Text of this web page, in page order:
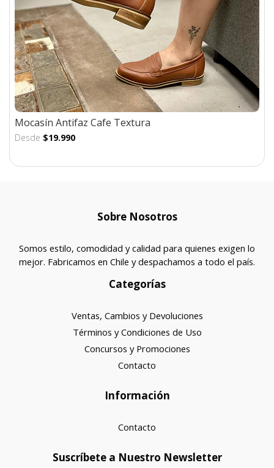
Mocasín Antifaz Cafe Textura
Desde $19.990
Sobre Nosotros
Somos estilo, comodidad y calidad para quienes exigen lo
mejor. Fabricamos en Chile y despachamos a todo el país.
Categorías
Ventas, Cambios y Devoluciones
Términos y Condiciones de Uso
Concursos y Promociones
Contacto
Información
Contacto
Suscríbete a Nuestro Newsletter